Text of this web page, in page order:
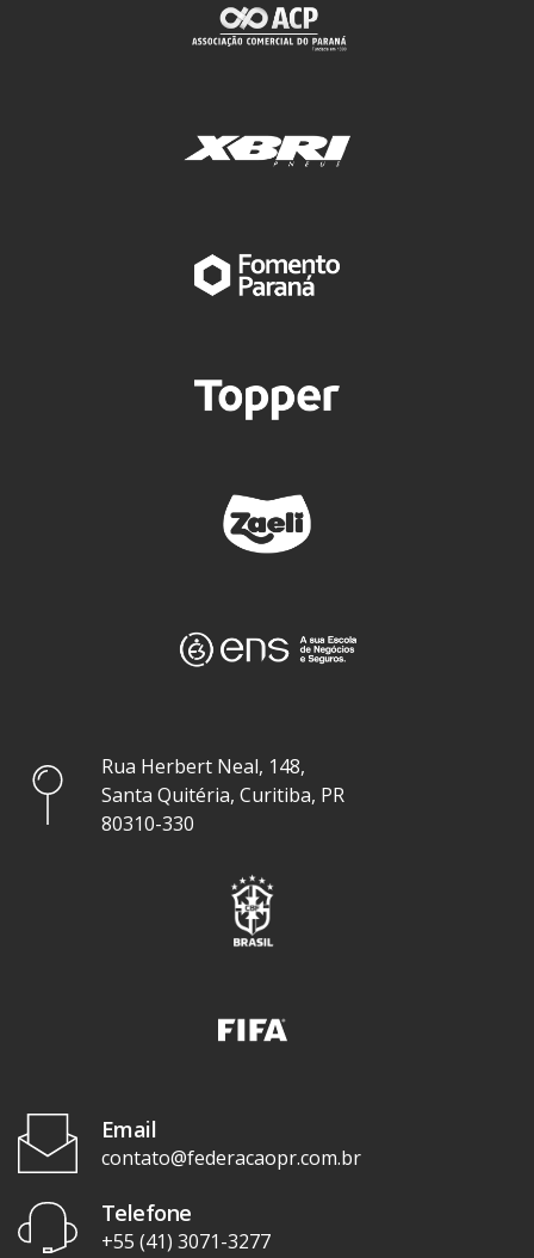
Rua Herbert Neal, 148,
Santa Quitéria, Curitiba, PR
80310-330
Email
contato@federacaopr.com.br
Telefone
+55 (41) 3071-3277